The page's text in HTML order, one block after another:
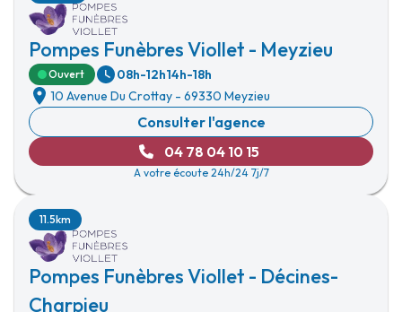
Pompes Funèbres Viollet - Meyzieu
Ouvert 08h-12h14h-18h
10 Avenue Du Crottay - 69330 Meyzieu
Consulter l'agence
04 78 04 10 15
A votre écoute 24h/24 7j/7
Pompes Funèbres Viollet - Décines-
Charpieu
11.5km